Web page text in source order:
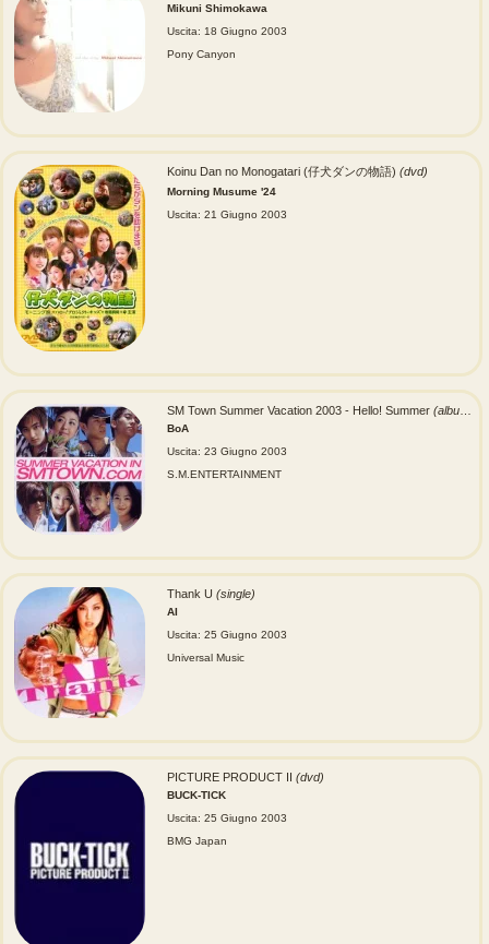
Mikuni Shimokawa
Uscita: 18 Giugno 2003
Pony Canyon
Koinu Dan no Monogatari (仔犬ダンの物語) (dvd)
Morning Musume '24
Uscita: 21 Giugno 2003
SM Town Summer Vacation 2003 - Hello! Summer (album)
BoA
Uscita: 23 Giugno 2003
S.M.ENTERTAINMENT
Thank U (single)
AI
Uscita: 25 Giugno 2003
Universal Music
PICTURE PRODUCT II (dvd)
BUCK-TICK
Uscita: 25 Giugno 2003
BMG Japan